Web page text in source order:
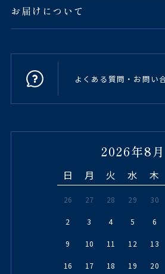
お届けについて
よくある質問・お問い
2026年8月
日 月 火 水 木
26 27 28 29 30
2 3 4 5 6
9 10 11 12 13
16 17 18 19 20